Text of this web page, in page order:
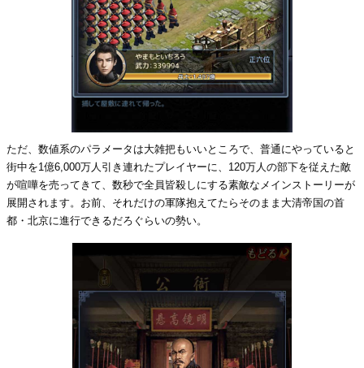
ただ、数値系のパラメータは大雑把もいいところで、普通にやっていると
街中を1億6,000万人引き連れたプレイヤーに、120万人の部下を従えた敵
が喧嘩を売ってきて、数秒で全員皆殺しにする素敵なメインストーリーが
展開されます。お前、それだけの軍隊抱えてたらそのまま大清帝国の首
都・北京に進行できるだろぐらいの勢い。